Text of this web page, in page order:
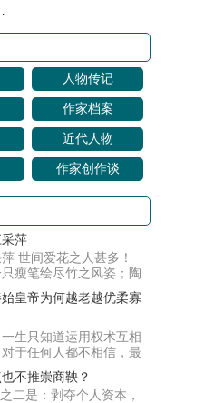
人物传记
作家档案
近代人物
作家创作谈
萍
世间爱花之人甚多！
瘦笔绘尽竹之风姿；陶
皇帝为何越老越优柔寡
生只知道运用权术互相
于任何人都不相信，最
不推崇商鞅？
二是：剥夺个人资本，